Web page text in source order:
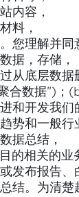
内容，
料，
您理解并
据，存储，
从底层数据
合数据”)；
和开发我们
势和一般行
据总结，
的相关的业
发布报告、
结。为清楚